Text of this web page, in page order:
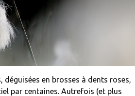
déguisées en brosses à dents roses,
par centaines. Autrefois (et plus